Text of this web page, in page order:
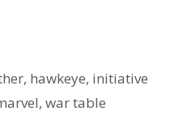
, hawkeye, initiative
, war table